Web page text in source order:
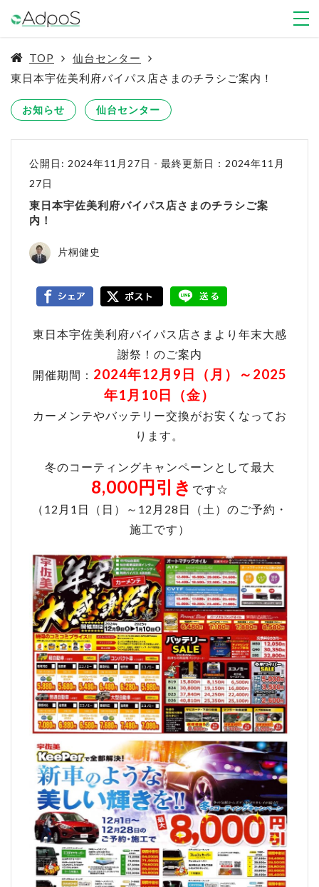
TOP
仙台センター
東日本宇佐美利府バイパス店さまのチラシご案内！
お知らせ 仙台センター
公開日: 2024年11月27日 - 最終更新日：2024年11月
27日
東日本宇佐美利府バイパス店さまのチラシご案
内！
片桐健史
東日本宇佐美利府バイパス店さまより年末大感
謝祭！のご案内
開催期間： 2024年12月9日（月）～2025
年1月10日（金）
カーメンテやバッテリー交換がお安くなってお
ります。
冬のコーティングキャンペーンとして最大
8,000円引き です☆
（12月1日（日）～12月28日（土）のご予約・
施工です）